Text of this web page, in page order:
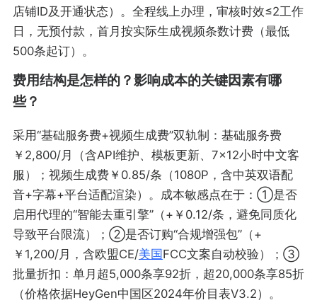
店铺ID及开通状态）。全程线上办理，审核时效≤2工作
日，无预付款，首月按实际生成视频条数计费（最低
500条起订）。
费用结构是怎样的？影响成本的关键因素有哪
些？
采用“基础服务费+视频生成费”双轨制：基础服务费
￥2,800/月（含API维护、模板更新、7×12小时中文客
服）；视频生成费￥0.85/条（1080P，含中英双语配
音+字幕+平台适配渲染）。成本敏感点在于：①是否
启用代理的“智能去重引擎”（+￥0.12/条，避免同质化
导致平台限流）；②是否订购“合规增强包”（+
￥1,200/月，含欧盟CE/美国 FCC文案自动校验）；③
批量折扣：单月超5,000条享92折，超20,000条享85折
（价格依据HeyGen中国区2024年价目表V3.2）。